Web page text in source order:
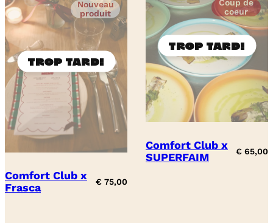
Nouveau
produit
Comfort Club x
Frasca
€ 75,00
Coup de
coeur
Comfort Club x
SUPERFAIM
€ 65,00